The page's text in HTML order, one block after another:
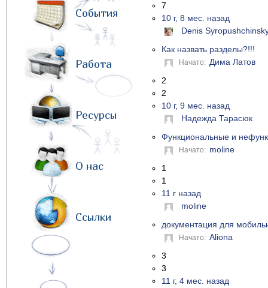
События
Работа
Ресурсы
О нас
Ссылки
7
10 г, 8 мес. назад
Denis
Как назвать разделы?!!!
Начато: Дима Латов
2
2
10 г, 9 мес. назад
Надежда Тарасюк
Функциональные и
Начато: moline
1
1
11 г назад
moline
документация для
Начато: Aliona
3
3
11 г, 4 мес. назад